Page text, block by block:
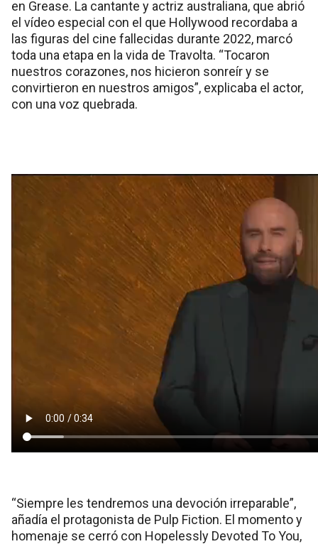
en Grease. La cantante y actriz australiana, que abrió
el vídeo especial con el que Hollywood recordaba a
las figuras del cine fallecidas durante 2022, marcó
toda una etapa en la vida de Travolta. “Tocaron
nuestros corazones, nos hicieron sonreír y se
convirtieron en nuestros amigos”, explicaba el actor,
con una voz quebrada.
“Siempre les tendremos una devoción irreparable”,
añadía el protagonista de Pulp Fiction. El momento y
homenaje se cerró con Hopelessly Devoted To You,